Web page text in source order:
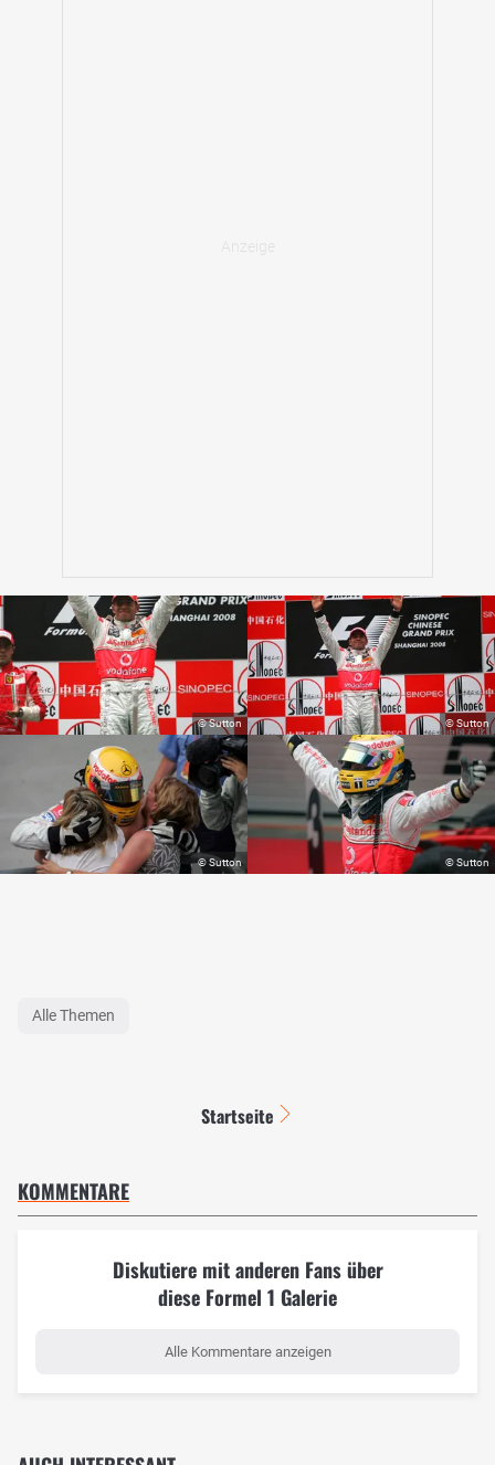
Alle Themen
Startseite
KOMMENTARE
Diskutiere mit anderen Fans über
diese Formel 1 Galerie
Alle Kommentare anzeigen